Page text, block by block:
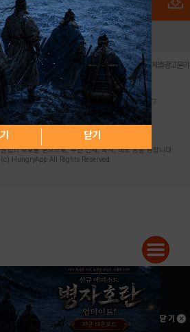
닫기
PC버전 전체앱
침 | 청소년 보호정책 | 불법촬영물 신고센터 | 제휴광고문의
86-61101 (주)스마트나우 대표이사:송현두
털1로 171 연락처:063-284-8635 팩스:02-6265-0377
임자:김동욱desk@hungryapp.co.kr
울아02322 | 등록일자:2016년4월25일
)스마트나우 송현두 | 편집인:김동욱
법의 보호를 받으므로, 무단 전재, 복사, 배포 등을 금합니다.
HungryApp All Rights Reserved.